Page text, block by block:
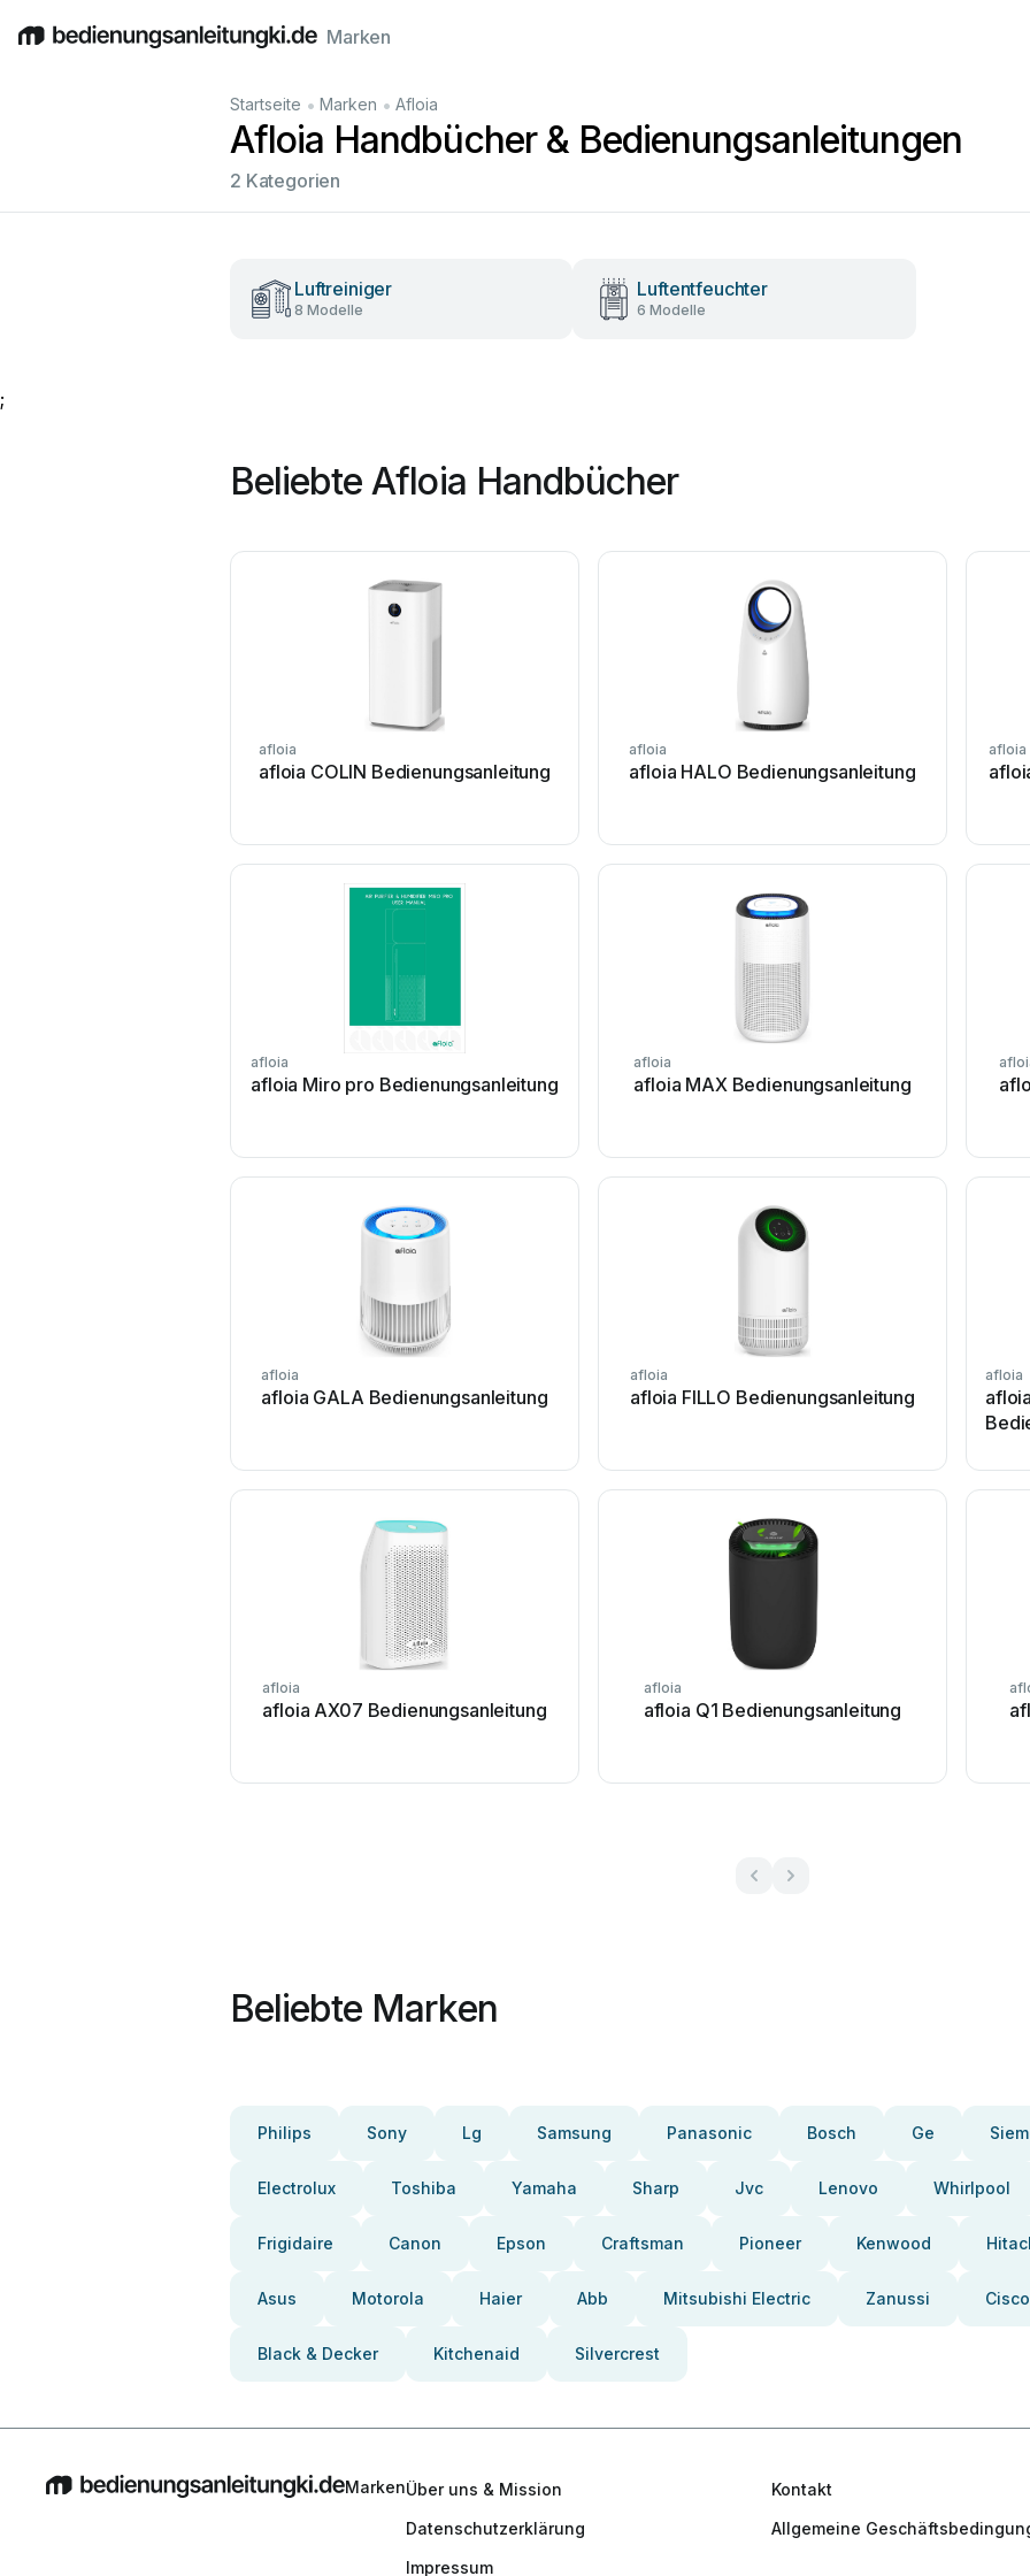
EnglishDeutschEspañolItalianoFrançais
Marken
Startseite • Marken • Afloia
Afloia Handbücher & Bedienungsanleitungen
2 Kategorien
Luftreiniger
8 Modelle
Luftentfeuchter
6 Modelle
;
Beliebte Afloia Handbücher
afloia
afloia COLIN Bedienungsanleitung
afloia
afloia HALO Bedienungsanleitung
afloia
afloia
afloia Miro pro Bedienungsanleitung
afloia
afloia MAX Bedienungsanleitung
afloia
afloia GALA Bedienungsanleitung
afloia
afloia FILLO Bedienungsanleitung
afloia
afloia
afloia AX07 Bedienungsanleitung
afloia
afloia Q1 Bedienungsanleitung
Beliebte Marken
Philips Sony Lg Samsung Panasonic Bosch Ge
Electrolux Toshiba Yamaha Sharp Jvc Lenovo Whirlpool
Frigidaire Canon Epson Craftsman Pioneer Kenwood
Asus Motorola Haier Abb Mitsubishi Electric Zanussi Cisco
Black & Decker Kitchenaid Silvercrest
MarkenÜber uns & Mission
Kontakt
Datenschutzerklärung
Allgemeine
Impressum